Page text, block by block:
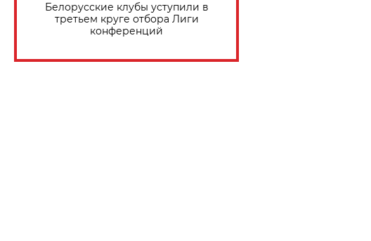
Белорусские клубы уступили в
третьем круге отбора Лиги
конференций